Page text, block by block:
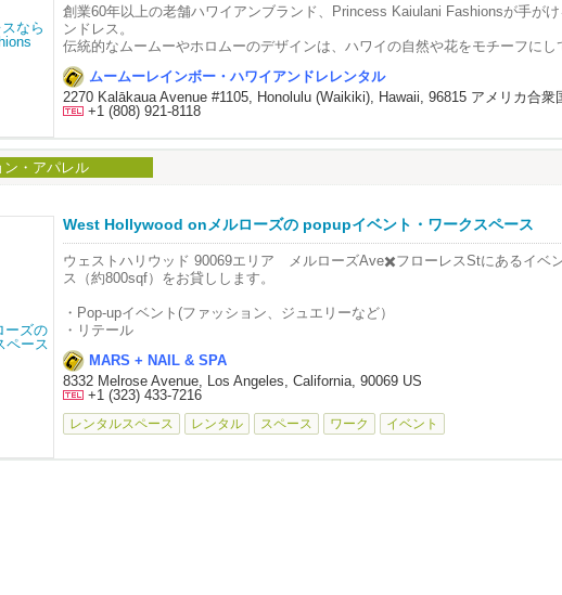
創業60年以上の老舗ハワイアンブランド、Princess Kaiulani Fashionsが手が
ンドレス。
伝統的なムームーやホロムーのデザインは、ハワイの自然や花をモチーフにし
い素材を使用しています。
特別なシーンで活躍する華やかなドレスは、ワイキキではムームーモールでし
ん。
2250 Kalakaua Ave. #209
Inside the Waiikiki Shopping Plaza 2nd FL.
TEL：808-436-6069
Store Hours: M-Sun 10:00am-4:30pm
hawaii@muumuurainbow.com
ムームーレインボー・ハワイアンドレレンタル
2270 Kalākaua Avenue #1105, Honolulu (Waikiki), Hawaii, 96815 アメリカ合衆
+1 (808) 921-8118
・アパレル
West Hollywood onメルローズの popupイベント・ワークスペース
ウェストハリウッド 90069エリア メルローズAve✖️フローレスStにあるイベ
ス（約800sqf）をお貸しします。
・Pop-upイベント(ファッション、ジュエリーなど）
・リテール
・ヨガ
・アートギャラリー
・オフィス
・ストレージ
など様々な用途で活用いただけます。
MARS + NAIL & SPA
8332 Melrose Avenue, Los Angeles, California, 90069 US
+1 (323) 433-7216
レンタルスペース レンタル スペース ワーク イベント